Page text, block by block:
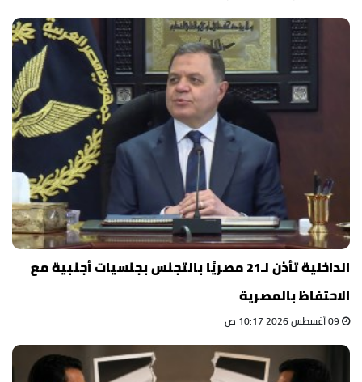
الداخلية تأذن لـ21 مصريًا بالتجنس بجنسيات أجنبية مع
الاحتفاظ بالمصرية